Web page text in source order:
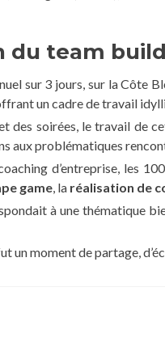
du team
sur 3 jours, sur la Côte
un cadre de travail
des soirées, le travail de
aux problématiques
d’entreprise, les
game, la réalisation de
à une thématique
un moment de partage,